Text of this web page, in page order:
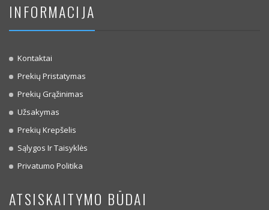
INFORMACIJA
Kontaktai
Prekių Pristatymas
Prekių Grąžinimas
Užsakymas
Prekių Krepšelis
Sąlygos Ir Taisyklės
Privatumo Politika
ATSISKAITYMO BŪDAI